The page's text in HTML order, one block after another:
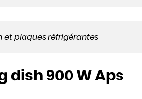
et plaques réfrigérantes
dish 900 W Aps